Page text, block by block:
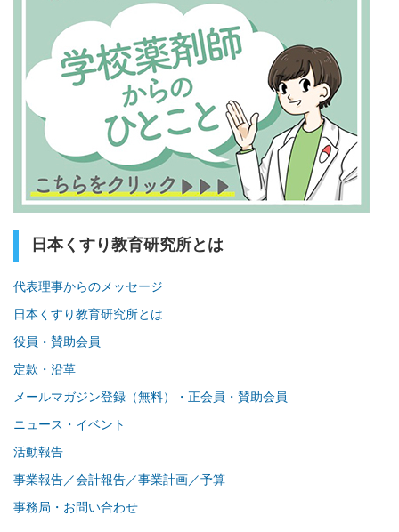
日本くすり教育研究所とは
代表理事からのメッセージ
日本くすり教育研究所とは
役員・賛助会員
定款・沿革
メールマガジン登録（無料）・正会員・賛助会員
ニュース・イベント
活動報告
事業報告／会計報告／事業計画／予算
事務局・お問い合わせ